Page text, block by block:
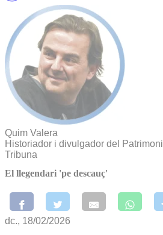
Quim Valera
Historiador i divulgador del Patrimoni
Tribuna
El llegendari 'pe descauç'
dc., 18/02/2026